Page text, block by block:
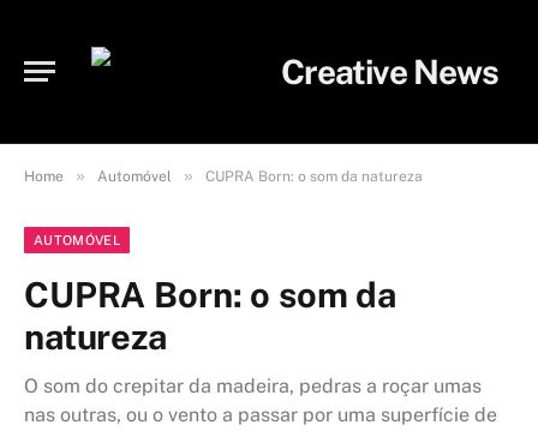
Home » Automóvel » CUPRA Born: o som da natureza
AUTOMÓVEL
CUPRA Born: o som da
natureza
O som do crepitar da madeira, pedras a roçar umas
nas outras, ou o vento a passar por uma superfície de